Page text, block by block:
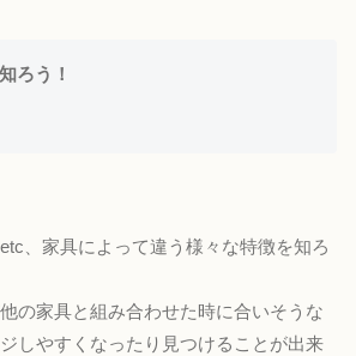
ろう！
、家具によって違う様々な特徴を知ろ
の家具と組み合わせた時に合いそうな
しやすくなったり見つけることが出来